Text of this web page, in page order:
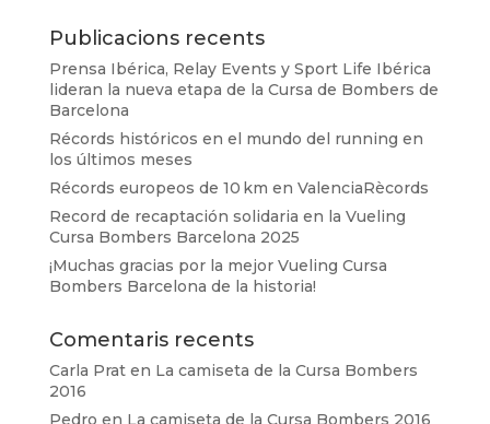
Publicacions recents
Prensa Ibérica, Relay Events y Sport Life Ibérica
lideran la nueva etapa de la Cursa de Bombers de
Barcelona
Récords históricos en el mundo del running en
los últimos meses
Récords europeos de 10 km en ValenciaRècords
Record de recaptación solidaria en la Vueling
Cursa Bombers Barcelona 2025
¡Muchas gracias por la mejor Vueling Cursa
Bombers Barcelona de la historia!
Comentaris recents
Carla Praten La camiseta de la Cursa Bombers
2016
Pedro en La camiseta de la Cursa Bombers 2016